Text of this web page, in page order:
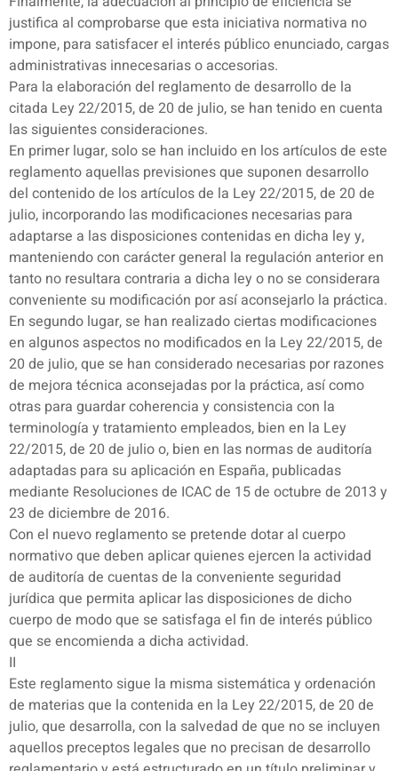
justifica al comprobarse que esta iniciativa normativa no
impone, para satisfacer el interés público enunciado, cargas
administrativas innecesarias o accesorias.
Para la elaboración del reglamento de desarrollo de la
citada Ley 22/2015, de 20 de julio, se han tenido en cuenta
las siguientes consideraciones.
En primer lugar, solo se han incluido en los artículos de este
reglamento aquellas previsiones que suponen desarrollo
del contenido de los artículos de la Ley 22/2015, de 20 de
julio, incorporando las modificaciones necesarias para
adaptarse a las disposiciones contenidas en dicha ley y,
manteniendo con carácter general la regulación anterior en
tanto no resultara contraria a dicha ley o no se considerara
conveniente su modificación por así aconsejarlo la práctica.
En segundo lugar, se han realizado ciertas modificaciones
en algunos aspectos no modificados en la Ley 22/2015, de
20 de julio, que se han considerado necesarias por razones
de mejora técnica aconsejadas por la práctica, así como
otras para guardar coherencia y consistencia con la
terminología y tratamiento empleados, bien en la Ley
22/2015, de 20 de julio o, bien en las normas de auditoría
adaptadas para su aplicación en España, publicadas
mediante Resoluciones de ICAC de 15 de octubre de 2013 y
23 de diciembre de 2016.
Con el nuevo reglamento se pretende dotar al cuerpo
normativo que deben aplicar quienes ejercen la actividad
de auditoría de cuentas de la conveniente seguridad
jurídica que permita aplicar las disposiciones de dicho
cuerpo de modo que se satisfaga el fin de interés público
que se encomienda a dicha actividad.
II
Este reglamento sigue la misma sistemática y ordenación
de materias que la contenida en la Ley 22/2015, de 20 de
julio, que desarrolla, con la salvedad de que no se incluyen
aquellos preceptos legales que no precisan de desarrollo